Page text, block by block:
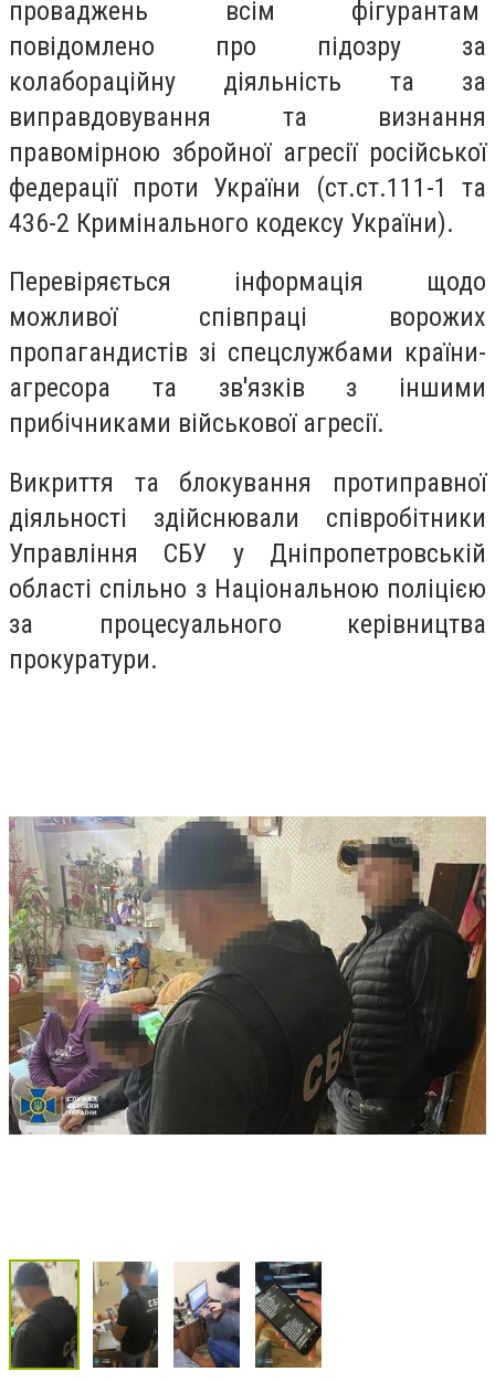
проваджень всім фігурантам
повідомлено про підозру за
колабораційну діяльність та за
виправдовування та визнання
правомірною збройної агресії російської
федерації проти України (ст.ст.111-1 та
436-2 Кримінального кодексу України).
Перевіряється інформація щодо
можливої співпраці ворожих
пропагандистів зі спецслужбами країни-
агресора та зв'язків з іншими
прибічниками військової агресії.
Викриття та блокування протиправної
діяльності здійснювали співробітники
Управління СБУ у Дніпропетровській
області спільно з Національною поліцією
за процесуального керівництва
прокуратури.